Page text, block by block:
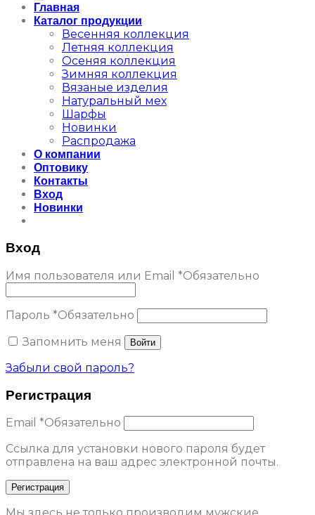
Главная
Каталог продукции
Весенняя коллекция
Летняя коллекция
Осеняя коллекция
Зимняя коллекция
Вязаные изделия
Натуральный мех
Шарфы
Новинки
Распродажа
О компании
Оптовику
Контакты
Вход
Новинки
Вход
Имя пользователя или Email *Обязательно
Пароль *Обязательно
Запомнить меня
Войти
Забыли свой пароль?
Регистрация
Email *Обязательно
Ссылка для установки нового пароля будет
отправлена ​​на ваш адрес электронной почты.
Регистрация